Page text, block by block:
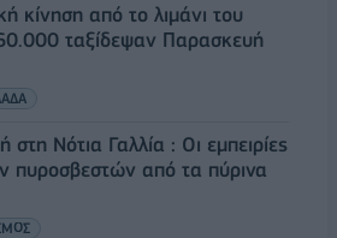
κίνηση από το λιμάνι του
ταξίδεψαν Παρασκευή
στη Νότια Γαλλία : Οι εμπειρίες
πυροσβεστών από τα πύρινα